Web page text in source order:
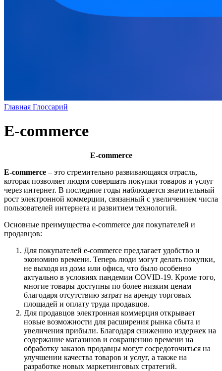
Главная Глоссарий
E-commerce
E-commerce
E-commerce – это стремительно развивающаяся отрасль,
которая позволяет людям совершать покупки товаров и услуг
через интернет. В последние годы наблюдается значительный
рост электронной коммерции, связанный с увеличением числа
пользователей интернета и развитием технологий.
Основные преимущества e-commerce для покупателей и
продавцов:
Для покупателей e-commerce предлагает удобство и
экономию времени. Теперь люди могут делать покупки,
не выходя из дома или офиса, что было особенно
актуально в условиях пандемии COVID-19. Кроме того,
многие товары доступны по более низким ценам
благодаря отсутствию затрат на аренду торговых
площадей и оплату труда продавцов.
Для продавцов электронная коммерция открывает
новые возможности для расширения рынка сбыта и
увеличения прибыли. Благодаря снижению издержек на
содержание магазинов и сокращению времени на
обработку заказов продавцы могут сосредоточиться на
улучшении качества товаров и услуг, а также на
разработке новых маркетинговых стратегий.